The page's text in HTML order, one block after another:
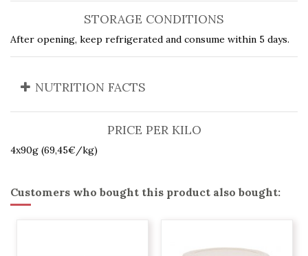
STORAGE CONDITIONS
After opening, keep refrigerated and consume within 5 days.
NUTRITION FACTS
PRICE PER KILO
4x90g (69,45€/kg)
Customers who bought this product also bought: